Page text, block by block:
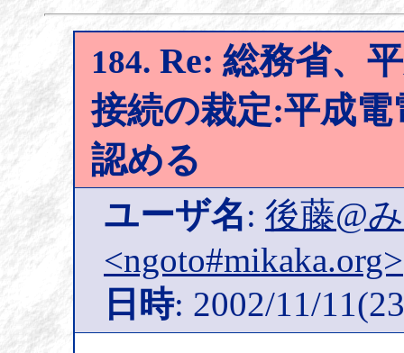
184. Re: 総務省、
接続の裁定:平成
認める
ユーザ名: 後藤@
<ngoto#mikaka.org>
日時: 2002/11/